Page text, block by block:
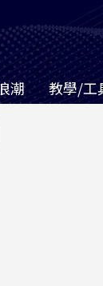
潮 教學/工